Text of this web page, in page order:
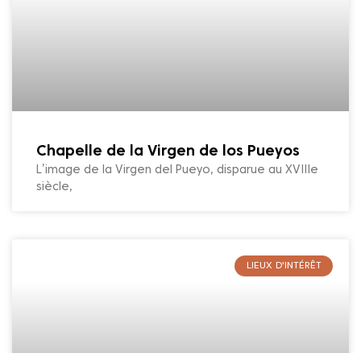
Chapelle de la Virgen de los Pueyos
L’image de la Virgen del Pueyo, disparue au XVIIIe
siècle,
LIEUX D'INTÉRÊT